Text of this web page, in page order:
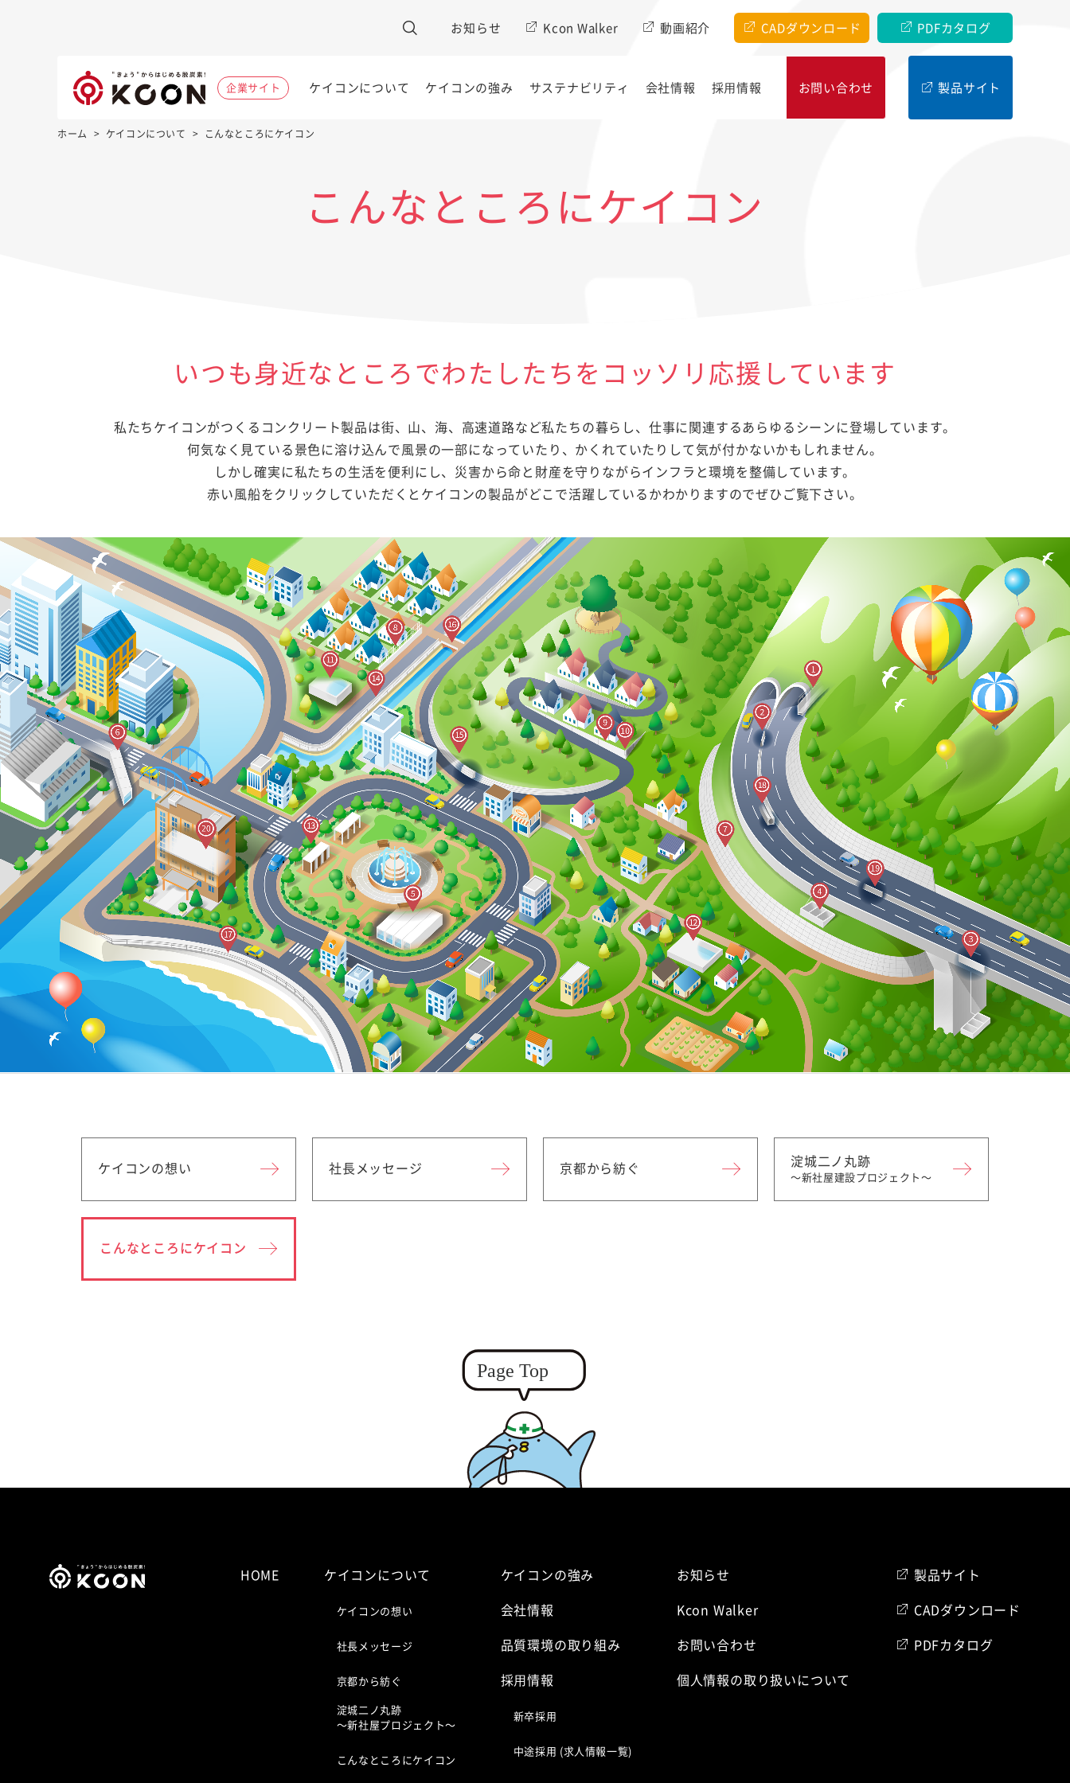
お知らせ Kcon Walker 動画紹介 CADダウンロード PDFカタログ
企業サイト ケイコンについて ケイコンの強み サステナビリティ 会社情報 採⽤情報 お問い合わせ 製品サイト
ホーム > ケイコンについて > こんなところにケイコン
こんなところにケイコン
いつも身近なところでわたしたちをコッソリ応援しています
私たちケイコンがつくるコンクリート製品は街、山、海、高速道路など私たちの暮らし、仕事に関連するあらゆるシーンに登場しています。
何気なく見ている景色に溶け込んで風景の一部になっていたり、かくれていたりして気が付かないかもしれません。
しかし確実に私たちの生活を便利にし、災害から命と財産を守りながらインフラと環境を整備しています。
赤い風船をクリックしていただくとケイコンの製品がどこで活躍しているかわかりますのでぜひご覧下さい。
ケイコンの想い 社長メッセージ 京都から紡ぐ
淀城二ノ丸跡
〜新社屋建設プロジェクト〜
こんなところにケイコン
HOME ケイコンについて
ケイコンの想い
社長メッセージ
京都から紡ぐ
淀城二ノ丸跡
〜新社屋プロジェクト〜
こんなところにケイコン
ケイコンの強み
会社情報
品質環境の取り組み
採⽤情報
新卒採用
中途採用 (求人情報一覧)
お知らせ
Kcon Walker
お問い合わせ
個人情報の取り扱いについて
製品サイト
CADダウンロード
PDFカタログ